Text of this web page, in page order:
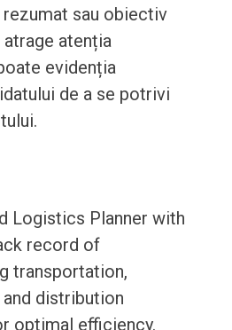
rezumat sau obiectiv
atenția
evidenția
de a se potrivi
Logistics Planner with
record of
transportation,
distribution
optimal efficiency.